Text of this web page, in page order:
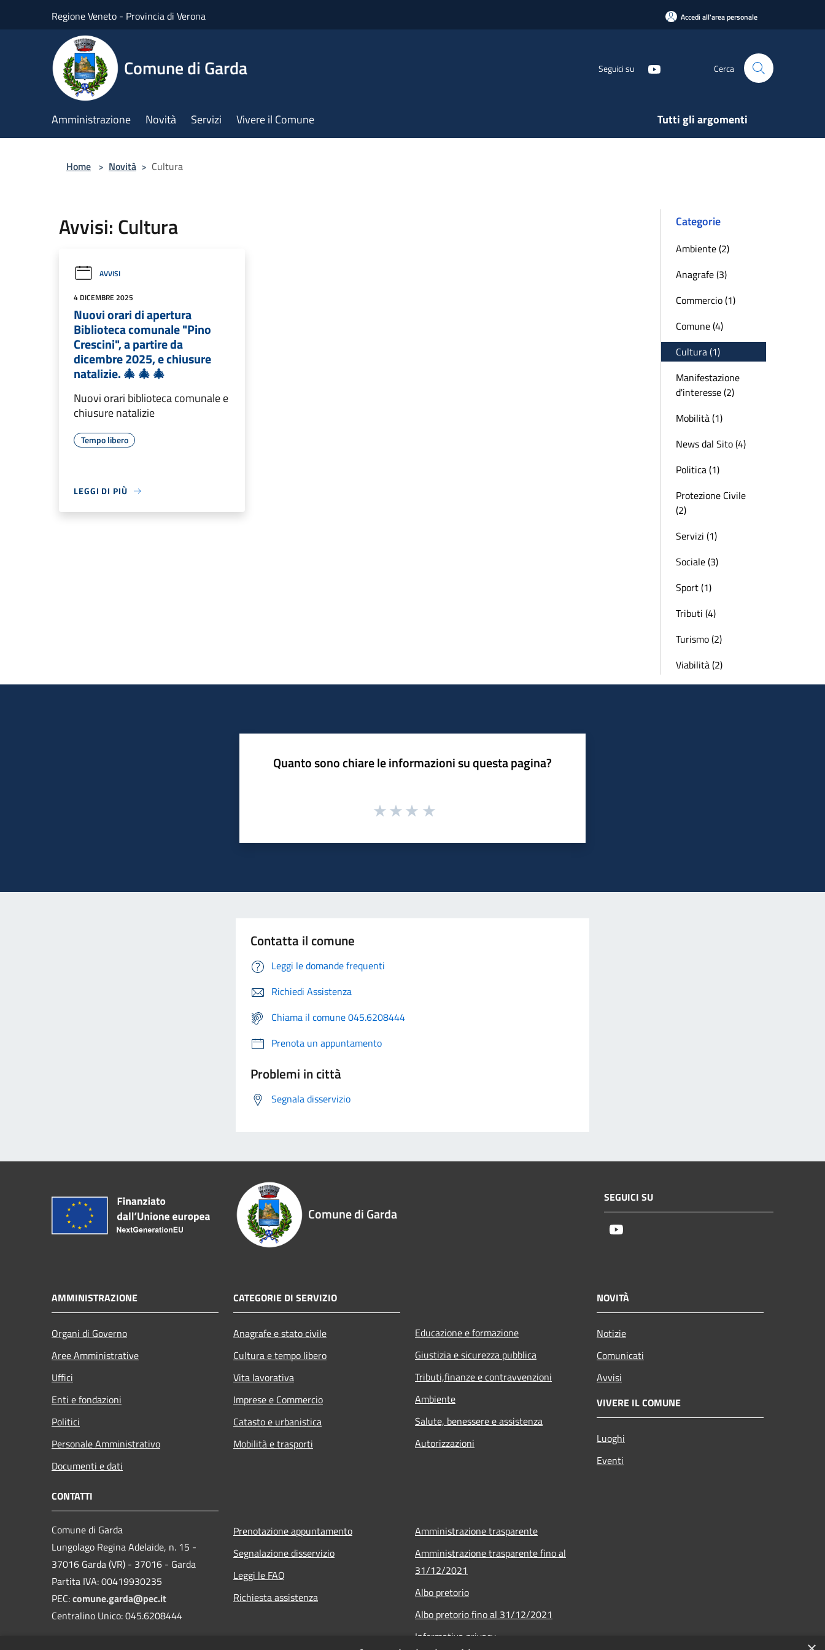
Regione Veneto - Provincia di Verona Accedi all'area personale
Comune di Garda Seguici su Cerca
Amministrazione Novità Servizi Vivere il Comune Tutti gli argomenti
Home > Novità > Cultura
Avvisi: Cultura
AVVISI
4 DICEMBRE 2025
Nuovi orari di apertura
Biblioteca comunale "Pino
Crescini", a partire da
dicembre 2025, e chiusure
natalizie. 🎄 🎄 🎄
Nuovi orari biblioteca comunale e
chiusure natalizie
Tempo libero
LEGGI DI PIÙ
Categorie
Ambiente (2)
Anagrafe (3)
Commercio (1)
Comune (4)
Cultura (1)
Manifestazione
d'interesse (2)
Mobilità (1)
News dal Sito (4)
Politica (1)
Protezione Civile
(2)
Servizi (1)
Sociale (3)
Sport (1)
Tributi (4)
Turismo (2)
Viabilità (2)
Quanto sono chiare le informazioni su questa pagina?
Contatta il comune
Leggi le domande frequenti
Richiedi Assistenza
Chiama il comune 045.6208444
Prenota un appuntamento
Problemi in città
Segnala disservizio
Comune di Garda
SEGUICI SU
AMMINISTRAZIONE
Organi di Governo
Aree Amministrative
Uffici
Enti e fondazioni
Politici
Personale Amministrativo
Documenti e dati
CATEGORIE DI SERVIZIO
Anagrafe e stato civile
Cultura e tempo libero
Vita lavorativa
Imprese e Commercio
Catasto e urbanistica
Mobilità e trasporti
Educazione e formazione
Giustizia e sicurezza pubblica
Tributi,finanze e contravvenzioni
Ambiente
Salute, benessere e assistenza
Autorizzazioni
NOVITÀ
Notizie
Comunicati
Avvisi
VIVERE IL COMUNE
Luoghi
Eventi
CONTATTI
Comune di Garda
Lungolago Regina Adelaide, n. 15 -
37016 Garda (VR) - 37016 - Garda
Partita IVA: 00419930235
PEC:comune.garda@pec.it
Centralino Unico: 045.6208444
Prenotazione appuntamento
Segnalazione disservizio
Leggi le FAQ
Richiesta assistenza
Amministrazione trasparente
Amministrazione trasparente fino al
31/12/2021
Albo pretorio
Albo pretorio fino al 31/12/2021
Informativa privacy